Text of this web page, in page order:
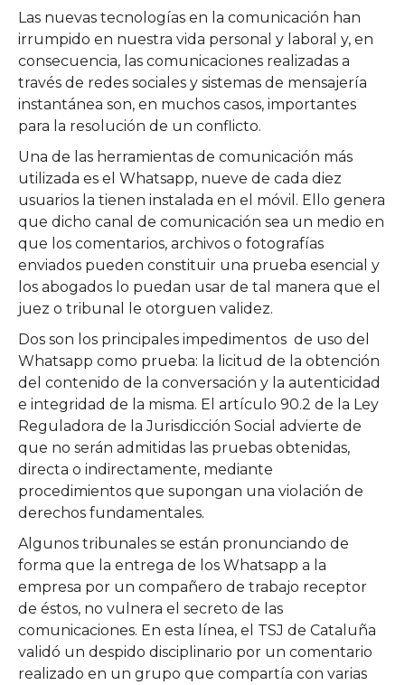
Las nuevas tecnologías en la comunicación han
irrumpido en nuestra vida personal y laboral y, en
consecuencia, las comunicaciones realizadas a
través de redes sociales y sistemas de mensajería
instantánea son, en muchos casos, importantes
para la resolución de un conflicto.
Una de las herramientas de comunicación más
utilizada es el Whatsapp, nueve de cada diez
usuarios la tienen instalada en el móvil. Ello genera
que dicho canal de comunicación sea un medio en
que los comentarios, archivos o fotografías
enviados pueden constituir una prueba esencial y
los abogados lo puedan usar de tal manera que el
juez o tribunal le otorguen validez.
Dos son los principales impedimentos de uso del
Whatsapp como prueba: la licitud de la obtención
del contenido de la conversación y la autenticidad
e integridad de la misma. El artículo 90.2 de la Ley
Reguladora de la Jurisdicción Social advierte de
que no serán admitidas las pruebas obtenidas,
directa o indirectamente, mediante
procedimientos que supongan una violación de
derechos fundamentales.
Algunos tribunales se están pronunciando de
forma que la entrega de los Whatsapp a la
empresa por un compañero de trabajo receptor
de éstos, no vulnera el secreto de las
comunicaciones. En esta línea, el TSJ de Cataluña
validó un despido disciplinario por un comentario
realizado en un grupo que compartía con varias